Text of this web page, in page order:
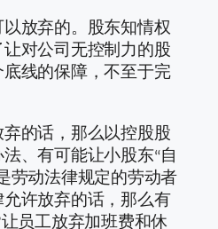
放弃的。股东知情权
对公司无控制力的股
线的保障，不至于完
的话，那么以控股股
、有可能让小股东“自
劳动法律规定的劳动者
许放弃的话，那么有
员工放弃加班费和休